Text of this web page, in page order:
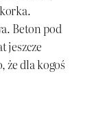
Beton pod
jeszcze
że dla kogoś